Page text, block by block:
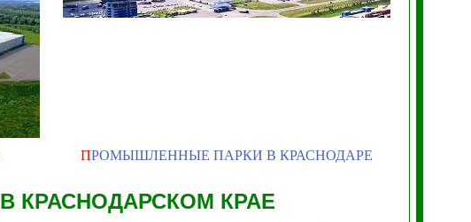
ПРОМЫШЛЕННЫЕ ПАРКИ В КРАСНОДАРЕ
В КРАСНОДАРСКОМ КРАЕ